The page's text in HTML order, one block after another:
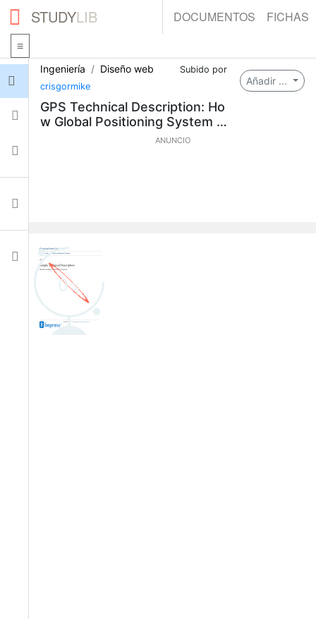
STUDYLIB DOCUMENTOS FICHAS
Iniciar sesión
Fichas
Ajustes
Añadir ...
Ingeniería Diseño web
Subido por
crisgormike
GPS Technical Description: Ho
w Global Positioning System W
ANUNCIO
0